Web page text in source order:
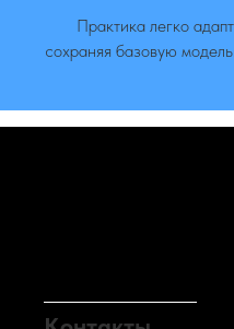
Практика легко
сохраняя базовую